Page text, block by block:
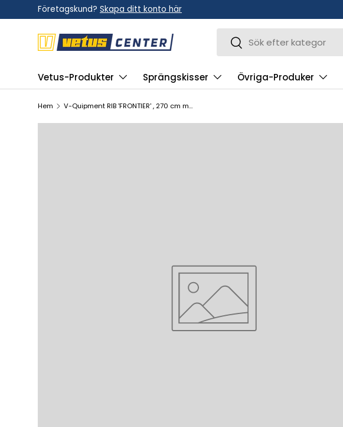
Hoppa till innehållet
Företagskund? Skapa ditt konto här
Sök
Vetus-Produkter Sprängskisser Övriga-Produker
Hem V-Quipment RIB 'FRONTIER' , 270 cm med förlig toft samt slät durk